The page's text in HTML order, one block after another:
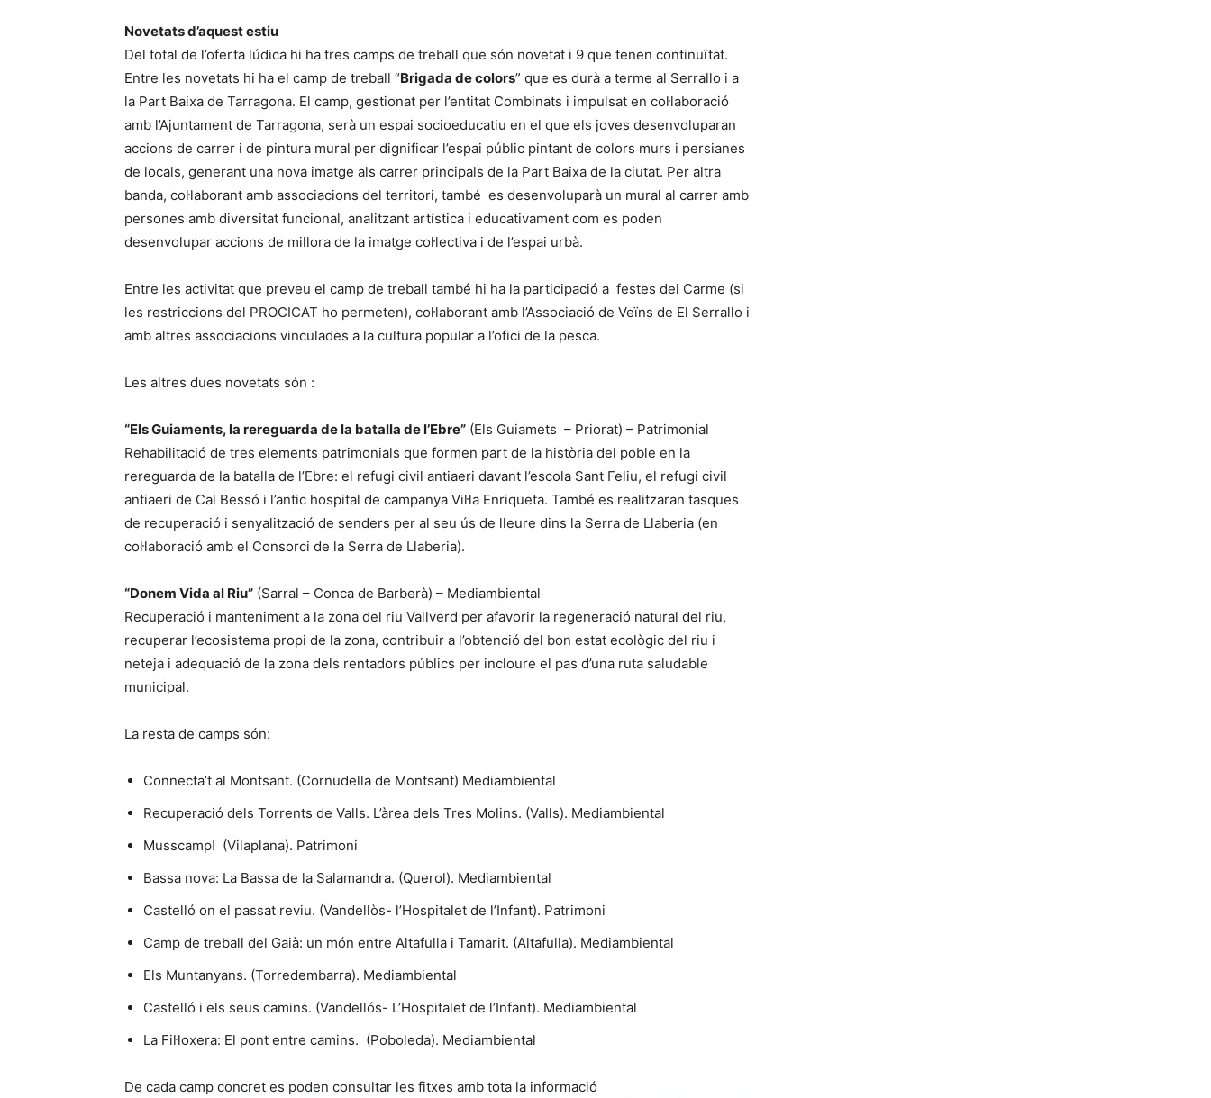
Novetats d’aquest estiu
Del total de l’oferta lúdica hi ha tres camps de treball que són novetat i 9 que tenen continuïtat.
Entre les novetats hi ha el camp de treball “Brigada de colors” que es durà a terme al Serrallo i a
la Part Baixa de Tarragona. El camp, gestionat per l’entitat Combinats i impulsat en col·laboració
amb l’Ajuntament de Tarragona, serà un espai socioeducatiu en el que els joves desenvoluparan
accions de carrer i de pintura mural per dignificar l’espai públic pintant de colors murs i persianes
de locals, generant una nova imatge als carrer principals de la Part Baixa de la ciutat. Per altra
banda, col·laborant amb associacions del territori, també es desenvoluparà un mural al carrer amb
persones amb diversitat funcional, analitzant artística i educativament com es poden
desenvolupar accions de millora de la imatge col·lectiva i de l’espai urbà.
Entre les activitat que preveu el camp de treball també hi ha la participació a festes del Carme (si
les restriccions del PROCICAT ho permeten), col·laborant amb l’Associació de Veïns de El Serrallo i
amb altres associacions vinculades a la cultura popular a l’ofici de la pesca.
Les altres dues novetats són :
“Els Guiaments, la rereguarda de la batalla de l’Ebre” (Els Guiamets – Priorat) – Patrimonial
Rehabilitació de tres elements patrimonials que formen part de la història del poble en la
rereguarda de la batalla de l’Ebre: el refugi civil antiaeri davant l’escola Sant Feliu, el refugi civil
antiaeri de Cal Bessó i l’antic hospital de campanya Vil·la Enriqueta. També es realitzaran tasques
de recuperació i senyalització de senders per al seu ús de lleure dins la Serra de Llaberia (en
col·laboració amb el Consorci de la Serra de Llaberia).
“Donem Vida al Riu” (Sarral – Conca de Barberà) – Mediambiental
Recuperació i manteniment a la zona del riu Vallverd per afavorir la regeneració natural del riu,
recuperar l’ecosistema propi de la zona, contribuir a l’obtenció del bon estat ecològic del riu i
neteja i adequació de la zona dels rentadors públics per incloure el pas d’una ruta saludable
municipal.
La resta de camps són:
Connecta’t al Montsant. (Cornudella de Montsant) Mediambiental
Recuperació dels Torrents de Valls. L’àrea dels Tres Molins. (Valls). Mediambiental
Musscamp! (Vilaplana). Patrimoni
Bassa nova: La Bassa de la Salamandra. (Querol). Mediambiental
Castelló on el passat reviu. (Vandellòs- l’Hospitalet de l’Infant). Patrimoni
Camp de treball del Gaià: un món entre Altafulla i Tamarit. (Altafulla). Mediambiental
Els Muntanyans. (Torredembarra). Mediambiental
Castelló i els seus camins. (Vandellós- L’Hospitalet de l’Infant). Mediambiental
La Fil·loxera: El pont entre camins. (Poboleda). Mediambiental
De cada camp concret es poden consultar les fitxes amb tota la informació